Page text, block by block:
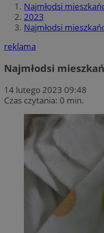
Najmłodsi
2023
Najmłodsi
reklama
Najmłodsi
14 lutego 2023 09:48
Czas czytania: 0 min.